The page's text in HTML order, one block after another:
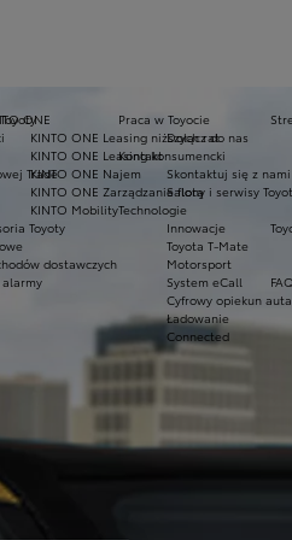
Praca w Toyocie
Dołącz do nas
Kontakt
Skontaktuj się z nami
Salony i serwisy
Technologie
Innowacje
Toyota T-Mate
Motorsport
System eCall
Cyfrowy opiekun auta
Ładowanie
Connected
ONE
KINTO ONE Leasing niższych rat
KINTO ONE Leasing konsumencki
KINTO ONE Najem
KINTO ONE Zarządzanie flotą
KINTO Mobility
Trade
Toyoty
dostawczych
FAQ